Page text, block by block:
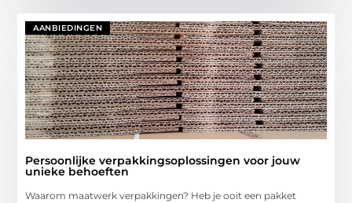
AANBIEDINGEN
Persoonlijke verpakkingsoplossingen voor jouw
unieke behoeften
Waarom maatwerk verpakkingen? Heb je ooit een pakket